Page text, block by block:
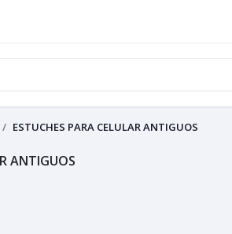
ESTUCHES PARA CELULAR ANTIGUOS
ANTIGUOS